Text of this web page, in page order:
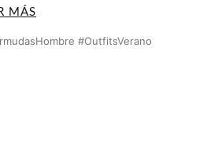
MÁS
#OutfitsVerano